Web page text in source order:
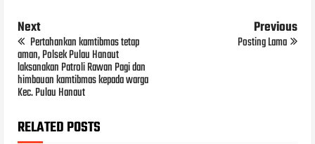
Next
Pertahankan kamtibmas tetap
aman, Polsek Pulau Hanaut
laksanakan Patroli Rawan Pagi dan
himbauan kamtibmas kepada warga
Kec. Pulau Hanaut
Previous
Posting Lama
RELATED POSTS